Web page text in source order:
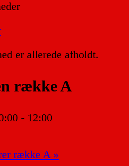
er allerede afholdt.
række A
- 12:00
række A »